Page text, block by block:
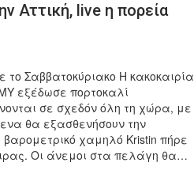
Αττική, live η πορεία
Σαββατοκύριακο Η κακοκαιρία
εξέδωσε πορτοκαλί
σε σχεδόν όλη τη χώρα, με
θα εξασθενήσουν την
χαμηλό Kristin πήρε
Οι άνεμοι στα πελάγη θα…